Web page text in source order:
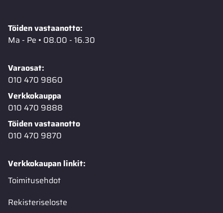
Töiden vastaanotto:
Ma - Pe • 08.00 - 16.30
Varaosat:
010 470 9860
Verkkokauppa
010 470 9888
Töiden vastaanotto
010 470 9870
Verkkokaupan linkit:
Toimitusehdot
Rekisteriseloste